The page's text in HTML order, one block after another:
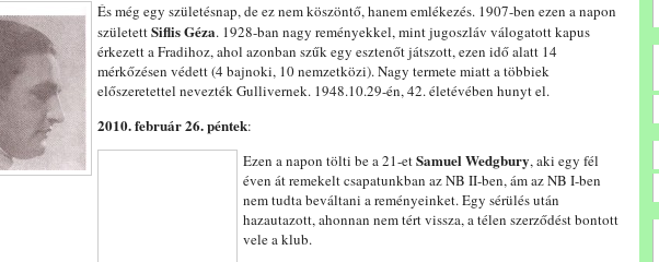
És még egy születésnap, de ez nem köszöntő, hanem emlékezés. 1907-ben ezen a napon
születettSiflis Géza. 1928-ban nagy reményekkel, mint jugoszláv válogatott kapus
érkezett a Fradihoz, ahol azonban szűk egy esztenőt játszott, ezen idő alatt 14
mérkőzésen védett (4 bajnoki, 10 nemzetközi). Nagy termete miatt a többiek
előszeretettel nevezték Gullivernek. 1948.10.29-én, 42. életévében hunyt el.
2010. február 26. péntek:
Ezen a napon tölti be a 21-etSamuel Wedgbury, aki egy fél
éven át remekelt csapatunkban az NB II-ben, ám az NB I-ben
nem tudta beváltani a reményeinket. Egy sérülés után
hazautazott, ahonnan nem tért vissza, a télen szerződést bontott
vele a klub.